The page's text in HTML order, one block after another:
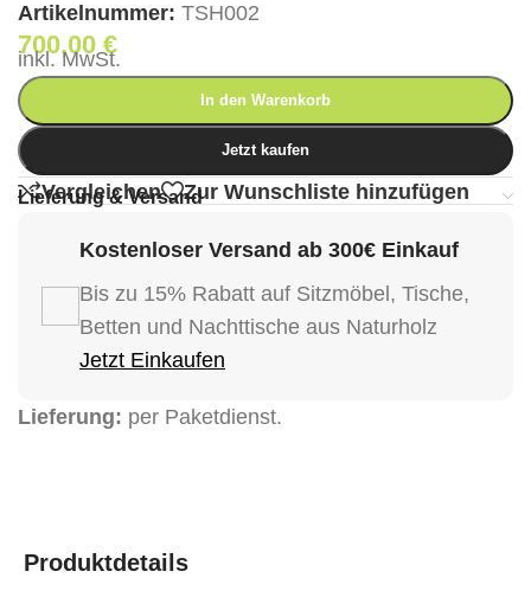
Artikelnummer: TSH002
700,00€
inkl. MwSt.
In den Warenkorb
Jetzt kaufen
Vergleichen Zur Wunschliste hinzufügen
Lieferung & Versand
Kostenloser Versand ab 300€ Einkauf
Bis zu 15% Rabatt auf Sitzmöbel, Tische,
Betten und Nachttische aus Naturholz
Jetzt Einkaufen
Lieferung: per Paketdienst.
Produktdetails